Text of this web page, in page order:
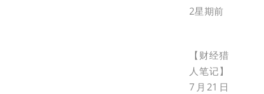
2星期前
【财经猎
人笔记】
7月21日